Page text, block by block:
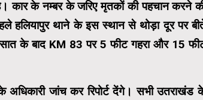
कार के नम्बर के जरिए मृतकों की पहचान करने
हलियापुर थाने के इस स्थान से थोड़ा दूर पर
के बाद KM 83 पर 5 फीट गहरा और 15
अधिकारी जांच कर रिपोर्ट देंगे। सभी उतराखंड